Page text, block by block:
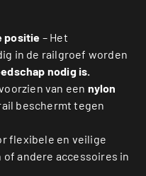
positie – Het
in de railgroef worden
nodig is.
van een nylon
beschermt tegen
flexibele en veilige
andere accessoires in